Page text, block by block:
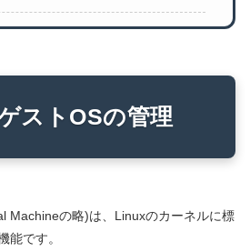
ストOSの管理
Machineの略)は、Linuxのカーネルに標
能です。